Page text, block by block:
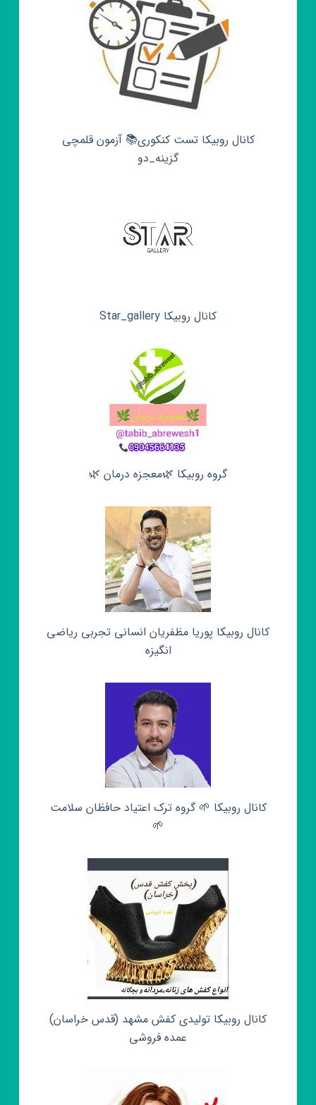
کانال روبیکا تست کنکوری📚 آزمون قلمچی‌‌
گزینه_دو
کانال روبیکا Star_gallery
گروه روبیکا 🌿معجزه درمان 🌿
کانال روبیکا پوریا مظفریان انسانی تجربی ریاضی
انگیزه
کانال روبیکا 🌱 گروه ترک اعتیاد حافظان سلامت
🌱
کانال روبیکا تولیدی کفش مشهد (قدس خراسان)
عمده فروشی